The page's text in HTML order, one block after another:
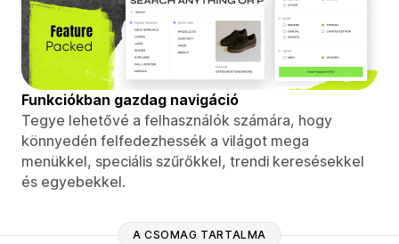
Funkciókban gazdag navigáció
Tegye lehetővé a felhasználók számára, hogy
könnyedén felfedezhessék a világot mega
menükkel, speciális szűrőkkel, trendi keresésekkel
és egyebekkel.
A CSOMAG TARTALMA